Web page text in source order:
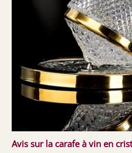
Avis sur la carafe à vin en